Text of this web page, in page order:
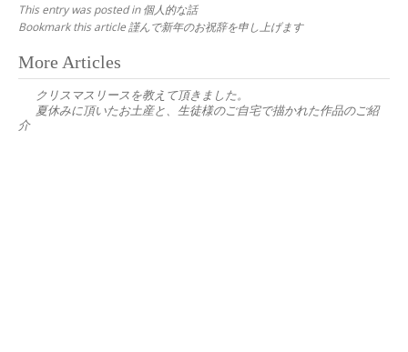
This entry was posted in個人的な話
Bookmark this article謹んで新年のお祝辞を申し上げます
Post
navigation
More Articles
クリスマスリースを教えて頂きました。
夏休みに頂いたお土産と、生徒様のご自宅で描かれた作品のご紹
介